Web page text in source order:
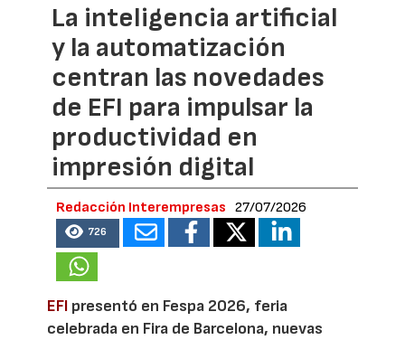
La inteligencia artificial
y la automatización
centran las novedades
de EFI para impulsar la
productividad en
impresión digital
Redacción Interempresas 27/07/2026
726
EFI presentó en Fespa 2026, feria
celebrada en Fira de Barcelona, nuevas